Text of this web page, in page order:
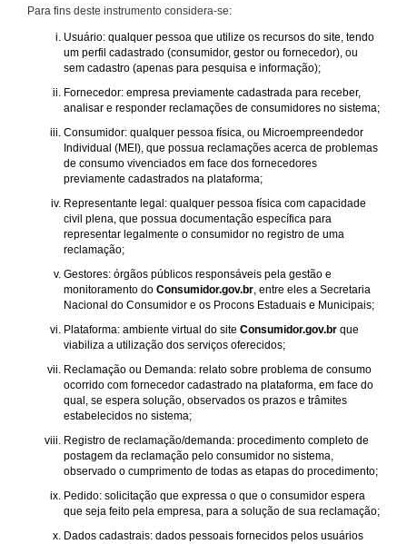
Para fins deste instrumento considera-se:
Usuário: qualquer pessoa que utilize os recursos do site, tendo
um perfil cadastrado (consumidor, gestor ou fornecedor), ou
sem cadastro (apenas para pesquisa e informação);
Fornecedor: empresa previamente cadastrada para receber,
analisar e responder reclamações de consumidores no sistema;
Consumidor: qualquer pessoa física, ou Microempreendedor
Individual (MEI), que possua reclamações acerca de problemas
de consumo vivenciados em face dos fornecedores
previamente cadastrados na plataforma;
Representante legal: qualquer pessoa física com capacidade
civil plena, que possua documentação específica para
representar legalmente o consumidor no registro de uma
reclamação;
Gestores: órgãos públicos responsáveis pela gestão e
monitoramento do Consumidor.gov.br, entre eles a Secretaria
Nacional do Consumidor e os Procons Estaduais e Municipais;
Plataforma: ambiente virtual do site Consumidor.gov.br que
viabiliza a utilização dos serviços oferecidos;
Reclamação ou Demanda: relato sobre problema de consumo
ocorrido com fornecedor cadastrado na plataforma, em face do
qual, se espera solução, observados os prazos e trâmites
estabelecidos no sistema;
Registro de reclamação/demanda: procedimento completo de
postagem da reclamação pelo consumidor no sistema,
observado o cumprimento de todas as etapas do procedimento;
Pedido: solicitação que expressa o que o consumidor espera
que seja feito pela empresa, para a solução de sua reclamação;
Dados cadastrais: dados pessoais fornecidos pelos usuários